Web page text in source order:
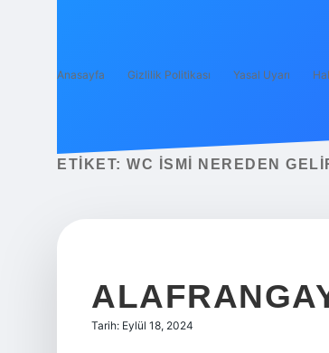
Anasayfa Gizlilik Politikası Yasal Uyarı
ETIKET: WC ISMI NEREDEN
Tarih: Eylül 18, 2024